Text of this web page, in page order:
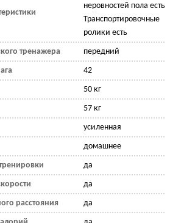
неровностей пола есть
Транспортировочные
ролики есть
тренажера передний
42
50 кг
57 кг
усиленная
домашнее
да
да
расстояния да